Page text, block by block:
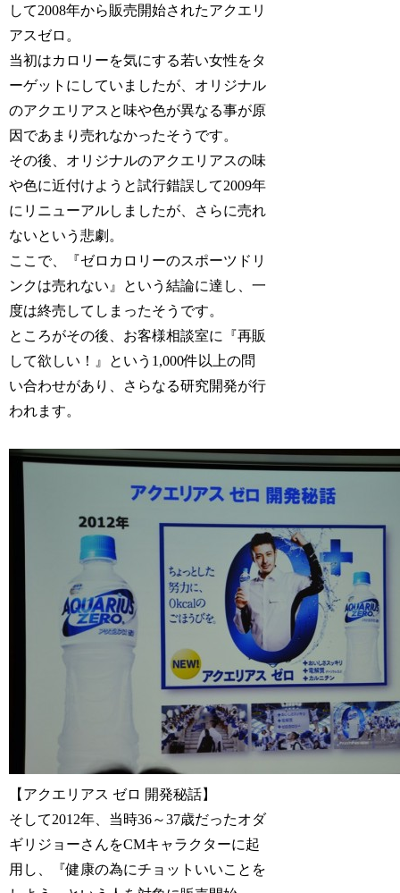
して2008年から販売開始されたアクエリ
アスゼロ。
当初はカロリーを気にする若い女性をタ
ーゲットにしていましたが、オリジナル
のアクエリアスと味や色が異なる事が原
因であまり売れなかったそうです。
その後、オリジナルのアクエリアスの味
や色に近付けようと試行錯誤して2009年
にリニューアルしましたが、さらに売れ
ないという悲劇。
ここで、『ゼロカロリーのスポーツドリ
ンクは売れない』という結論に達し、一
度は終売してしまったそうです。
ところがその後、お客様相談室に『再販
して欲しい！』という1,000件以上の問
い合わせがあり、さらなる研究開発が行
われます。
【アクエリアス ゼロ 開発秘話】
そして2012年、当時36～37歳だったオダ
ギリジョーさんをCMキャラクターに起
用し、『健康の為にチョットいいことを